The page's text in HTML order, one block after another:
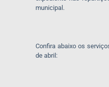
municipal.
Confira abaixo os
de abril: